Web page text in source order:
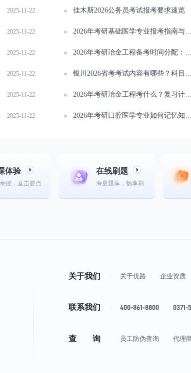
2025-11-22 佳木斯2026公务员考试报考要求速览
2025-11-22 2026年考研基础医学专业报考指南与策略
2025-11-22 2026年考研冶金工程备考时间分配：有效阶段安排策略
2025-11-22 银川2026省考考试内容有哪些？科目一览
2025-11-22 2026年考研冶金工程考什么？复习计划详解
2025-11-22 2026年考研口腔医学专业如何记忆知识点？独家秘诀分享
体验
授，直击要点
在线刷题
海量题库，畅享刷
关于我们 关于优路 企业资质
联系我们 400-861-8800 0371-
查 询 员工防伪查询 代理